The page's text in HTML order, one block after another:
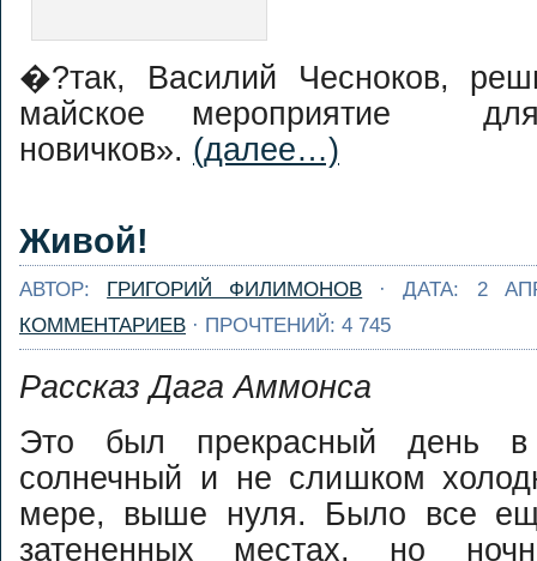
�?так, Василий Чесноков,
майское мероприятие для
новичков». (далее…)
Живой!
АВТОР: ГРИГОРИЙ ФИЛИМОНОВ · ДАТА: 2
КОММЕНТАРИЕВ · ПРОЧТЕНИЙ: 4 745
Рассказ Дага Аммонса
Это был прекрасный день
солнечный и не слишком
мере, выше нуля. Было все
затененных местах, но